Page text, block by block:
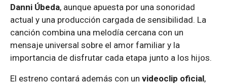
Danni Úbeda, aunque apuesta por una sonoridad
actual y una producción cargada de sensibilidad. La
canción combina una melodía cercana con un
mensaje universal sobre el amor familiar y la
importancia de disfrutar cada etapa junto a los hijos.
El estreno contará además con un videoclip oficial,